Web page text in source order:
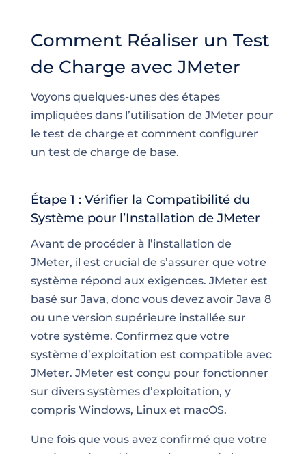
Comment Réaliser un Test
de Charge avec JMeter
Voyons quelques-unes des étapes
impliquées dans l’utilisation de JMeter pour
le test de charge et comment configurer
un test de charge de base.
Étape 1 : Vérifier la Compatibilité du
Système pour l’Installation de JMeter
Avant de procéder à l’installation de
JMeter, il est crucial de s’assurer que votre
système répond aux exigences. JMeter est
basé sur Java, donc vous devez avoir Java 8
ou une version supérieure installée sur
votre système. Confirmez que votre
système d’exploitation est compatible avec
JMeter. JMeter est conçu pour fonctionner
sur divers systèmes d’exploitation, y
compris Windows, Linux et macOS.
Une fois que vous avez confirmé que votre